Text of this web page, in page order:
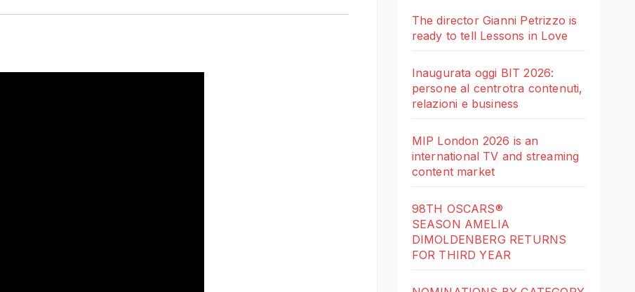
The director Gianni Petrizzo is
ready to tell Lessons in Love
Inaugurata oggi BIT 2026:
persone al centrotra contenuti,
relazioni e business
MIP London 2026 is an
international TV and streaming
content market
98TH OSCARS®
SEASON AMELIA
DIMOLDENBERG RETURNS
FOR THIRD YEAR